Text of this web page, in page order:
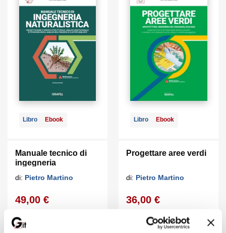
Libro Ebook
Manuale tecnico di
ingegneria
di: Pietro Martino
49,00 €
Libro Ebook
Progettare aree verdi
di: Pietro Martino
36,00 €